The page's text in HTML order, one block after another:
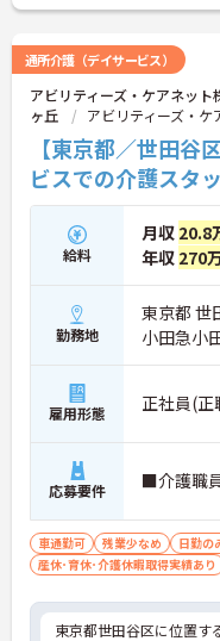
通所介護（デイサービス）
アビリティーズ・ケアネッ
ヶ丘
アビリティーズ・
【東京都／世田
ビスでの介護スタ
給料
月収 20.8
年収 270
勤務地
東京都 世
小田急小
雇用形態 正社員(正
応募要件 ■介護職
車通勤可 残業少なめ 日勤の
産休･育休･介護休暇取得実績あり
東京都世田谷区に位置す